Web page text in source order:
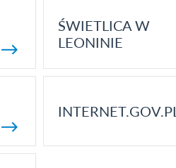
ŚWIETLICA W
LEONINIE
INTERNET.GOV.PL